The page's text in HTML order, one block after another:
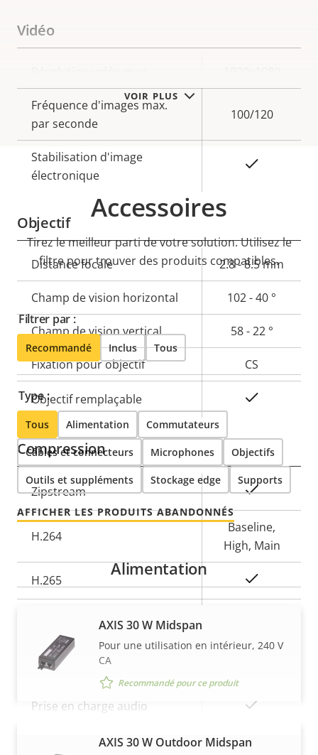
VOIR PLUS
Vidéo
de la
propriété
la
propriété
Fréquence d'images max.
par seconde
100/120
Stabilisation d'image
électronique
Objectif
Description
de la
propriété
Valeur de
la
propriété
Distance focale 2.8 - 8.5 mm
Champ de vision horizontal 102 - 40 °
Champ de vision vertical 58 - 22 °
Fixation pour objectif CS
Objectif remplaçable
Compression
Description
de la
propriété
Valeur de
la
propriété
Zipstream Oui
H.264
Baseline,
High, Main
H.265
Audio
Description
Valeur de
propriété
Prise en charge audio
Accessoires
Tirez le meilleur parti de votre solution. Utilisez le
filtre pour trouver des produits compatibles.
Filtrer par :
Recommandé Inclus Tous
Type :
Tous Alimentation Commutateurs
Câbles et connecteurs Microphones Objectifs
Outils et suppléments Stockage edge Supports
AFFICHER LES PRODUITS ABANDONNÉS
VOIR PLUS
Alimentation
AXIS 30 W Midspan
Pour une utilisation en intérieur, 240 V
CA
Recommandé pour ce produit
AXIS 30 W Outdoor Midspan